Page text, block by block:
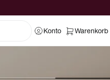
Konto Warenkorb